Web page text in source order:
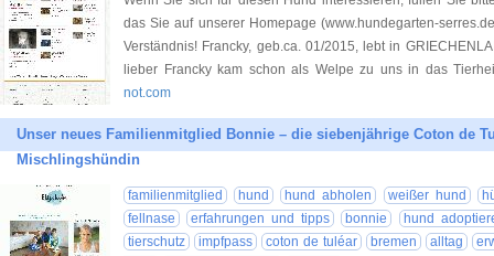
das Sie auf unserer Homepage (www.hundegarten-
Verständnis! Francky, geb.ca. 01/2015, lebt in
lieber Francky kam schon als Welpe zu uns in das
not.com
Unser neues Familienmitglied Bonnie – die siebenjährige Coton de
Mischlingshündin
familienmitglied hund hund abholen weißer hund
fellnase
erfahrungen und tipps bonnie
hund
tierschutz
impfpass coton de tuléar bremen alltag